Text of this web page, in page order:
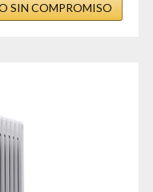
SIN COMPROMISO